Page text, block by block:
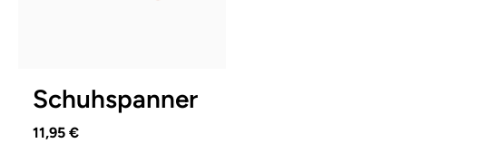
Schuhspanner
11,95 €